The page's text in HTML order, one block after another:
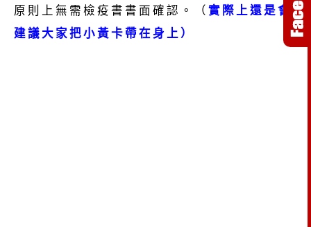
原則上無需檢疫書書面確認。（ 實際上還是會
建議大家把小黃卡帶在身上）